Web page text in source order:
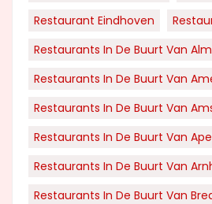
Restaurant Eindhoven
Restaurants In De Buurt Van
Restaurants In De Buurt Van
Restaurants In De Buurt Van
Restaurants In De Buurt Van
Restaurants In De Buurt Van
Restaurants In De Buurt Van